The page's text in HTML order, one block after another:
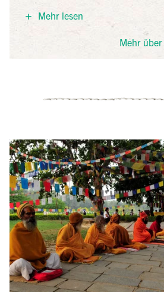
neoklassizistische Rana-
aus Newari, Mustang und Terai
individuell gestaltete Zimmer. In
dem Regierungssitz Singha
Mehr lesen
Mehr